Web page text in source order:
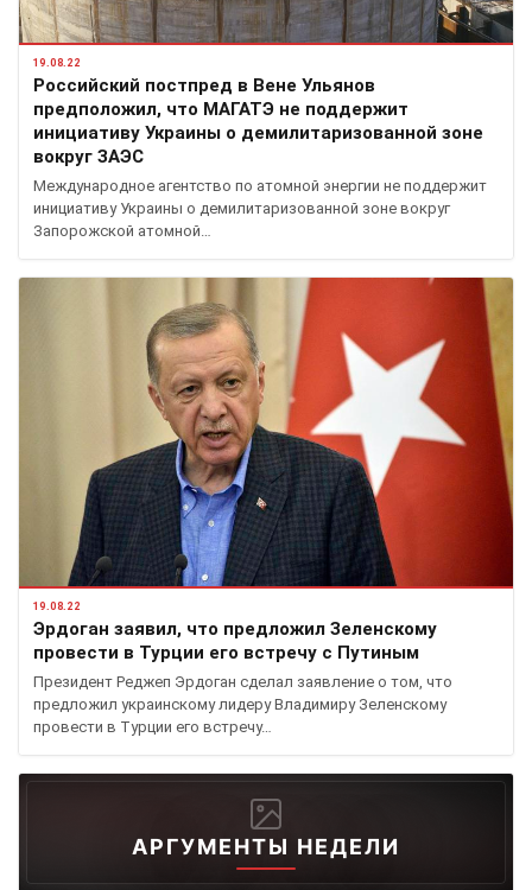
19.08.22
Российский постпред в Вене Ульянов
предположил, что МАГАТЭ не поддержит
инициативу Украины о демилитаризованной зоне
вокруг ЗАЭС
Международное агентство по атомной энергии не поддержит
инициативу Украины о демилитаризованной зоне вокруг
Запорожской атомной…
19.08.22
Эрдоган заявил, что предложил Зеленскому
провести в Турции его встречу с Путиным
Президент Реджеп Эрдоган сделал заявление о том, что
предложил украинскому лидеру Владимиру Зеленскому
провести в Турции его встречу…
АРГУМЕНТЫ НЕДЕЛИ